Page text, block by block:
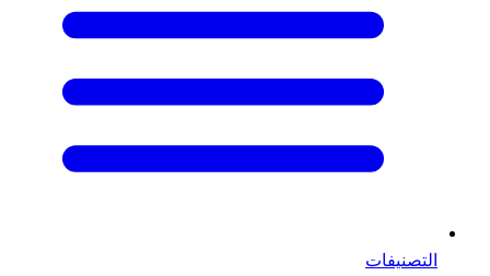
التصنيفات